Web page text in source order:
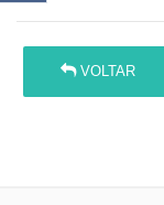
VOLTAR